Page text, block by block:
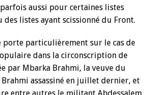
aussi pour certaines listes
des listes ayant scissionné du Front.
porte particulièrement sur le cas de
dans la circonscription de
par Mbarka Brahmi, la veuve du
assassiné en juillet dernier, et